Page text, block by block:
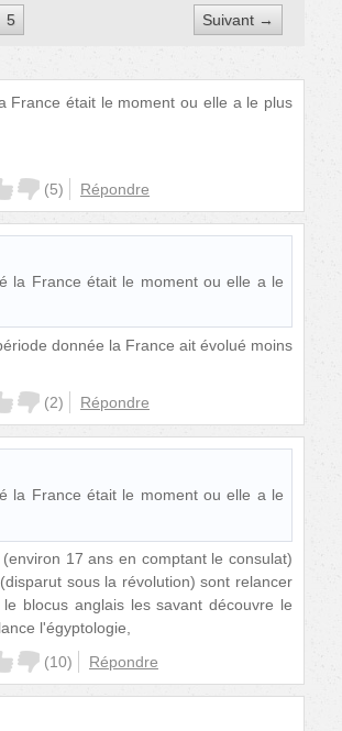
5 Suivant →
France était le moment ou elle a le plus
(5) Répondre
la France était le moment ou elle a le
donnée la France ait évolué moins
(2) Répondre
la France était le moment ou elle a le
17 ans en comptant le consulat)
sous la révolution) sont relancer
blocus anglais les savant découvre le
l'égyptologie,
(10) Répondre